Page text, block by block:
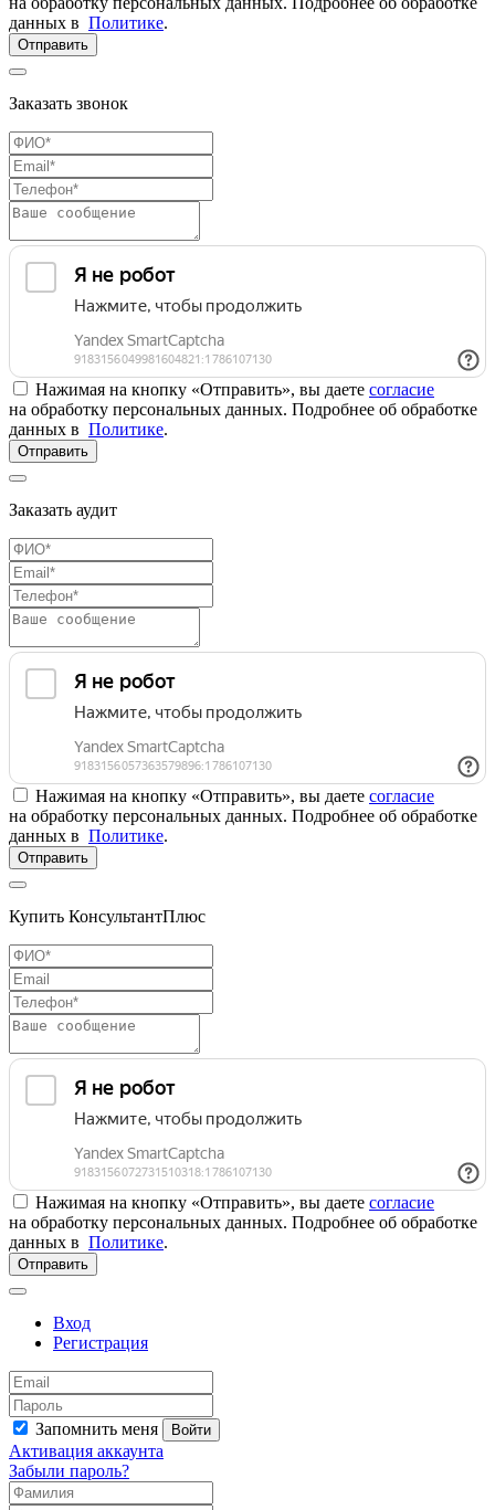
данных в Политике.
Отправить
Заказать звонок
Нажимая на кнопку «Отправить», вы даете согласие
на обработку персональных данных. Подробнее об обработке
данных в Политике.
Отправить
Заказать аудит
Нажимая на кнопку «Отправить», вы даете согласие
на обработку персональных данных. Подробнее об обработке
данных в Политике.
Отправить
Купить КонсультантПлюс
Нажимая на кнопку «Отправить», вы даете согласие
на обработку персональных данных. Подробнее об обработке
данных в Политике.
Отправить
Вход
Регистрация
Запомнить меня Войти
Активация аккаунта
Забыли пароль?